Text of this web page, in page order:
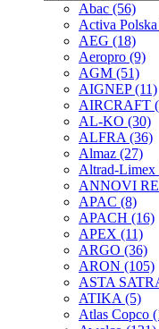
Abac (56)
Activa Polska
AEG (18)
Aeropro (9)
AGM (51)
AIGNEP(11)
AIRCRAFT
AL-KO (30)
ALFRA (36)
Almaz (27)
Altrad-Limex
ANNOVI
APAC (8)
APACH (16)
APEX (11)
ARGO (36)
ARON (105)
ASTA
ATIKA (5)
Atlas Copco